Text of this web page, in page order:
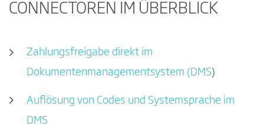
CONNECTOREN IM ÜBERBLICK
Zahlungsfreigabe direkt im
Dokumentenmanagementsystem (DMS)
Auflösung von Codes und Systemsprache im
DMS